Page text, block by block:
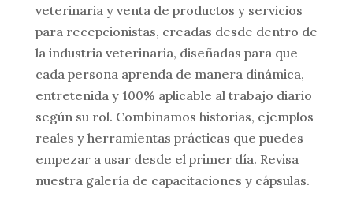
veterinaria y venta de productos y servicios
para recepcionistas, creadas desde dentro de
la industria veterinaria, diseñadas para que
cada persona aprenda de manera dinámica,
entretenida y 100% aplicable al trabajo diario
según su rol. Combinamos historias, ejemplos
reales y herramientas prácticas que puedes
empezar a usar desde el primer día. Revisa
nuestra galería de capacitaciones y cápsulas.